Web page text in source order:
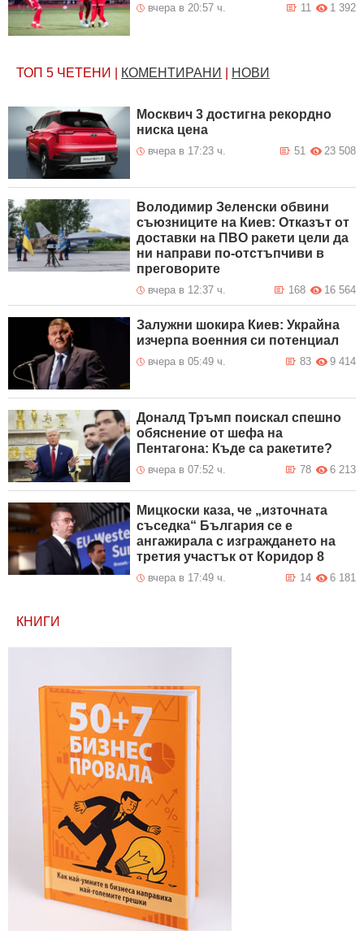
вчера в 20:57 ч. 1 392
11
ТОП 5 ЧЕТЕНИ КОМЕНТИРАНИ НОВИ
Москвич 3 достигна рекордно
ниска цена
вчера в 17:23 ч. 23 508
51
Володимир Зеленски обвини
съюзниците на Киев: Отказът от
доставки на ПВО ракети цели да
ни направи по-отстъпчиви в
преговорите
вчера в 12:37 ч. 16 564
168
Залужни шокира Киев: Украйна
изчерпа военния си потенциал
вчера в 05:49 ч. 9 414
83
Доналд Тръмп поискал спешно
обяснение от шефа на
Пентагона: Къде са ракетите?
вчера в 07:52 ч. 6 213
78
Мицкоски каза, че „източната
съседка“ България се е
ангажирала с изграждането на
третия участък от Коридор 8
вчера в 17:49 ч. 6 181
14
КНИГИ